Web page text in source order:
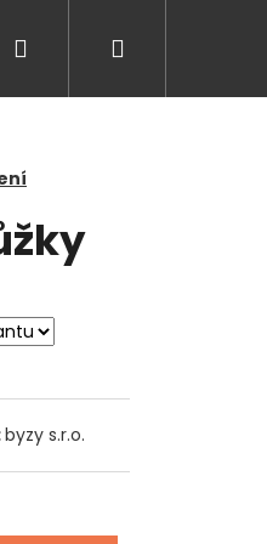
Na cesty
Přihlášení
byzy s.r.o.
Následující